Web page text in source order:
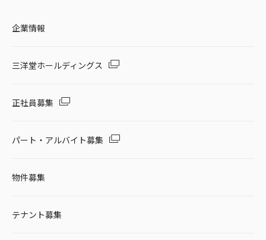
企業情報
三洋堂ホールディングス
正社員募集
パート・アルバイト募集
物件募集
テナント募集